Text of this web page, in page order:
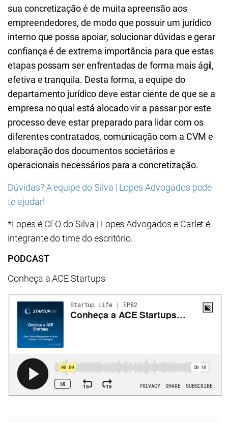
sua concretização é de muita apreensão aos
empreendedores, de modo que possuir um jurídico
interno que possa apoiar, solucionar dúvidas e gerar
confiança é de extrema importância para que estas
etapas possam ser enfrentadas de forma mais ágil,
efetiva e tranquila. Desta forma, a equipe do
departamento jurídico deve estar ciente de que se a
empresa no qual está alocado vir a passar por este
processo deve estar preparado para lidar com os
diferentes contratados, comunicação com a CVM e
elaboração dos documentos societários e
operacionais necessários para a concretização.
Dúvidas? A equipe do Silva | Lopes Advogados pode
te ajudar!
*Lopes é CEO do Silva | Lopes Advogados e Carlet é
integrante do time do escritório.
PODCAST
Conheça a ACE Startups